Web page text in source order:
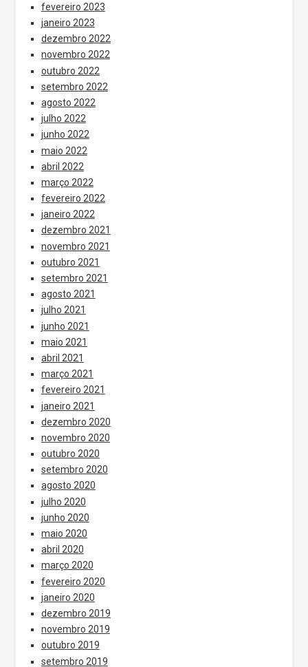
fevereiro 2023
janeiro 2023
dezembro 2022
novembro 2022
outubro 2022
setembro 2022
agosto 2022
julho 2022
junho 2022
maio 2022
abril 2022
março 2022
fevereiro 2022
janeiro 2022
dezembro 2021
novembro 2021
outubro 2021
setembro 2021
agosto 2021
julho 2021
junho 2021
maio 2021
abril 2021
março 2021
fevereiro 2021
janeiro 2021
dezembro 2020
novembro 2020
outubro 2020
setembro 2020
agosto 2020
julho 2020
junho 2020
maio 2020
abril 2020
março 2020
fevereiro 2020
janeiro 2020
dezembro 2019
novembro 2019
outubro 2019
setembro 2019